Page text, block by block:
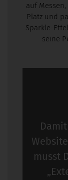
auf
Platz und
Sparkle-
seine
musst